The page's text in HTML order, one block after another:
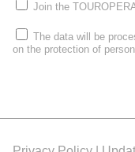
Join the
The data will be
on the protection of